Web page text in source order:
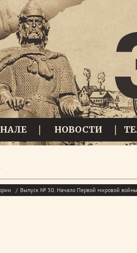
НОВОСТИ
Выпуск № 30. Начало Первой мировой